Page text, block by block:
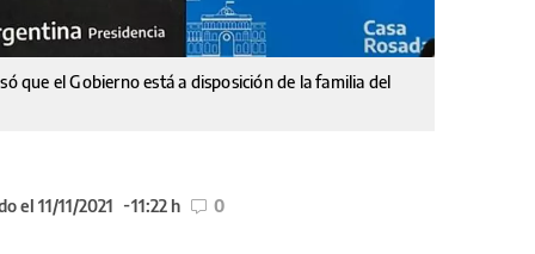
que el Gobierno está a disposición de la familia del
el 11/11/2021 11:22 h 0